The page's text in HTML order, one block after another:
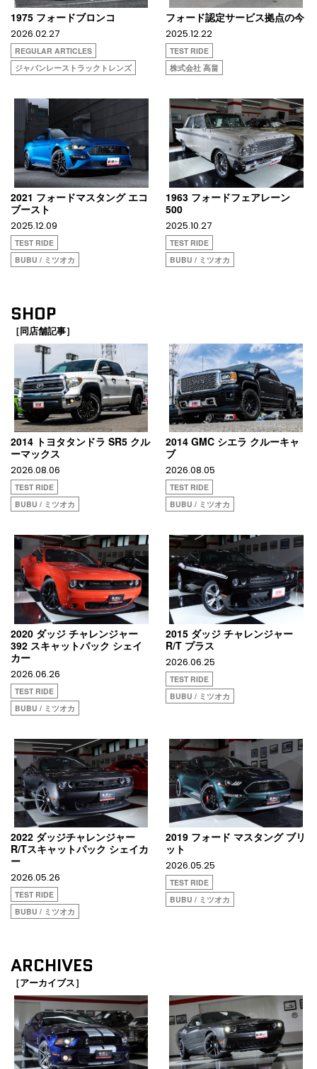
1975 フォードブロンコ
2026.02.27
REGULAR ARTICLES
ジャパンレーストラックトレンズ
フォード認定サービス拠点の今
2025.12.22
TEST RIDE
株式会社 高畠
2021 フォードマスタング エコ
ブースト
2025.12.09
TEST RIDE
BUBU / ミツオカ
1963 フォードフェアレーン
500
2025.10.27
TEST RIDE
BUBU / ミツオカ
SHOP
［同店舗記事］
2014 トヨタタンドラ SR5 クル
ーマックス
2026.08.06
TEST RIDE
BUBU / ミツオカ
2014 GMC シエラ クルーキャ
ブ
2026.08.05
TEST RIDE
BUBU / ミツオカ
2020 ダッジ チャレンジャー
392 スキャットパック シェイ
カー
2026.06.26
TEST RIDE
BUBU / ミツオカ
2015 ダッジ チャレンジャー
R/T プラス
2026.06.25
TEST RIDE
BUBU / ミツオカ
2022 ダッジチャレンジャー
R/Tスキャットパック シェイカ
ー
2026.05.26
TEST RIDE
BUBU / ミツオカ
2019 フォード マスタング ブリ
ット
2026.05.25
TEST RIDE
BUBU / ミツオカ
ARCHIVES
［アーカイブス］